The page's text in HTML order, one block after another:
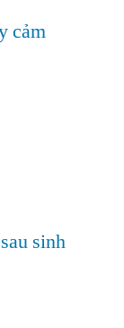
cảm
sinh